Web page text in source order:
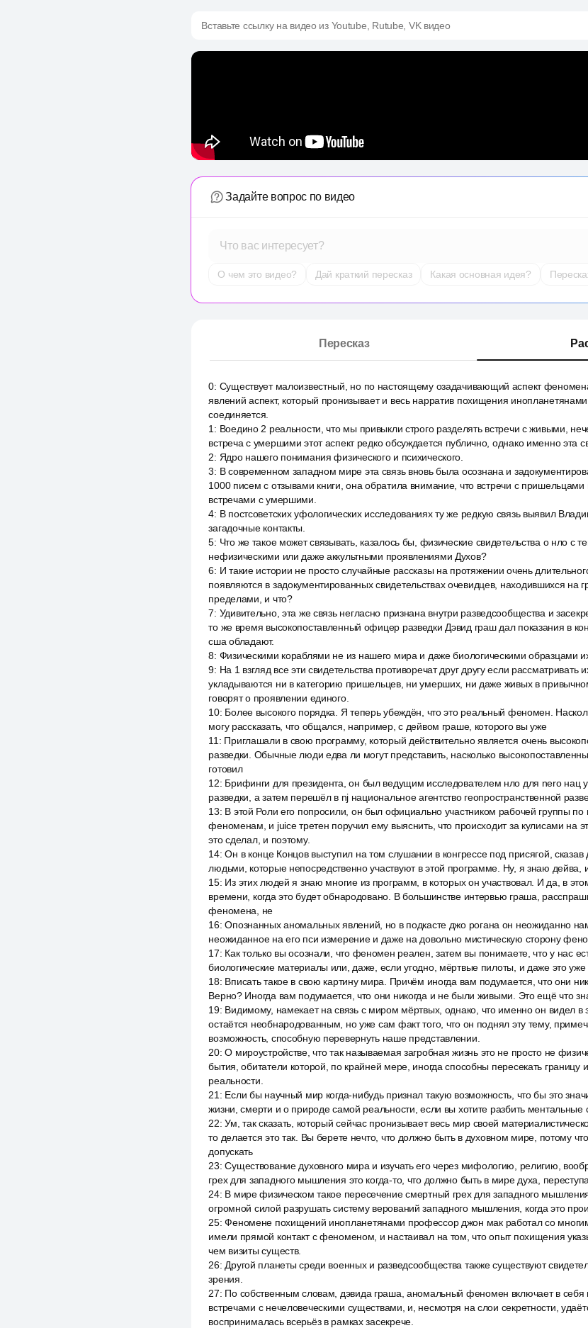
Вставьте ссылку на видео из Youtube, Rutube, VK видео
Задайте вопрос по видео
Что вас интересует?
О чем это видео? Дай краткий пересказ Какая основная идея?
Пересказ
0: Существует малоизвестный, но по настоящему озадачивающий аспект
явлений аспект, который пронизывает и весь нарратив похищения инопланетянами
соединяется.
1 : Воедино 2 реальности, что мы привыкли строго разделять встречи с живыми,
встреча с умершими этот аспект редко обсуждается публично, однако именно эта
2: Ядро нашего понимания физического и психического.
3: В современном западном мире эта связь вновь была осознана и
1000 писем с отзывами книги, она обратила внимание, что встречи с пришельцами
встречами с умершими.
4: В постсоветских уфологических исследованиях ту же редкую связь выявил
загадочные контакты.
5: Что же такое может связывать, казалось бы, физические свидетельства о нло с
нефизическими или даже аккультными проявлениями Духов?
6: И такие истории не просто случайные рассказы на протяжении очень
появляются в задокументированных свидетельствах очевидцев, находившихся на
пределами, и что?
7: Удивительно, эта же связь негласно признана внутри разведсообщества и
то же время высокопоставленный офицер разведки Дэвид граш дал показания в
сша обладают.
8: Физическими кораблями не из нашего мира и даже биологическими образцами
9: На 1 взгляд все эти свидетельства противоречат друг другу если рассматривать
укладываются ни в категорию пришельцев, ни умерших, ни даже живых в
говорят о проявлении единого.
10: Более высокого порядка. Я теперь убеждён, что это реальный феномен.
могу рассказать, что общался, например, с дейвом граше, которого вы уже
11 : Приглашали в свою программу, который действительно является очень
разведки. Обычные люди едва ли могут представить, насколько
готовил
12: Брифинги для президента, он был ведущим исследователем нло для nero нац
разведки, а затем перешёл в nj национальное агентство геопространственной
13: В этой Роли его попросили, он был официально участником рабочей группы
феноменам, и juice третен поручил ему выяснить, что происходит за кулисами на
это сделал, и поэтому.
14:Он в конце Концов выступил на том слушании в конгрессе под присягой,
людьми, которые непосредственно участвуют в этой программе. Ну, я знаю дейва,
15: Из этих людей я знаю многие из программ, в которых он участвовал. И да, в
времени, когда это будет обнародовано. В большинстве интервью граша,
феномена, не
16:Опознанных аномальных явлений, но в подкасте джо рогана он неожиданно
неожиданное на его пси измерение и даже на довольно мистическую сторону
17: Как только вы осознали, что феномен реален, затем вы понимаете, что у нас
биологические материалы или, даже, если угодно, мёртвые пилоты, и даже это
18: Вписать такое в свою картину мира. Причём иногда вам подумается, что они
Верно? Иногда вам подумается, что они никогда и не были живыми. Это ещё что
19: Видимому, намекает на связь с миром мёртвых, однако, что именно он видел в
остаётся необнародованным, но уже сам факт того, что он поднял эту тему,
возможность, способную перевернуть наше представлении.
20:О мироустройстве, что так называемая загробная жизнь это не просто не
бытия, обитатели которой, по крайней мере, иногда способны пересекать границу
реальности.
21 : Если бы научный мир когда-нибудь признал такую возможность, что бы это
жизни, смерти и о природе самой реальности, если вы хотите разбить ментальные
22:Ум, так сказать, который сейчас пронизывает весь мир своей
то делается это так. Вы берете нечто, что должно быть в духовном мире, потому
допускать
23:Существование духовного мира и изучать его через мифологию, религию,
грех для западного мышления это когда-то, что должно быть в мире духа,
24: В мире физическом такое пересечение смертный грех для западного
огромной силой разрушать систему верований западного мышления, когда это
25:Феномене похищений инопланетянами профессор джон мак работал со
имели прямой контакт с феноменом, и настаивал на том, что опыт похищения
чем визиты существ.
26: Другой планеты среди военных и разведсообщества также существуют
зрения.
27: По собственным словам, дэвида граша, аномальный феномен включает в себя
встречами с нечеловеческими существами, и, несмотря на слои секретности,
воспринималась всерьёз в рамках засекрече.